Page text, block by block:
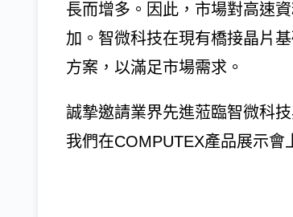
長而增多。因此，市場對高速
加。智微科技在現有橋接晶片
方案，以滿足市場需求。
誠摯邀請業界先進蒞臨智微科
我們在COMPUTEX產品展示會